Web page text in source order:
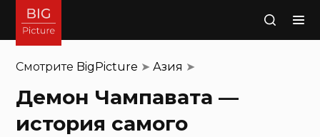
Поиск
Смотрите BigPicture ➤Азия ➤
Демон Чампавата —
история самого